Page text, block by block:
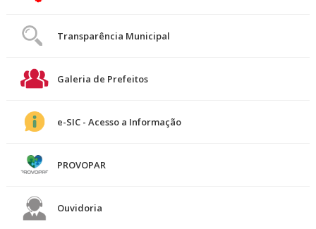
Transparência Municipal
Galeria de Prefeitos
e-SIC - Acesso a Informação
PROVOPAR
Ouvidoria